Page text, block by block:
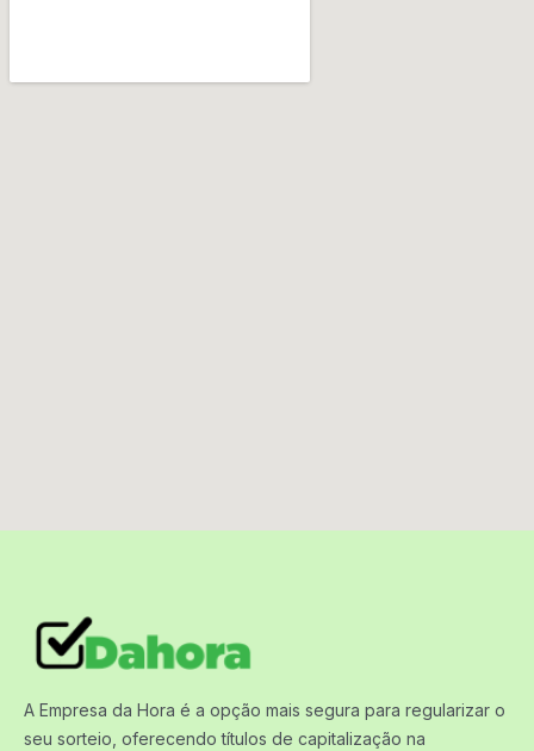
A Empresa da Hora é a opção mais segura para regularizar o
seu sorteio, oferecendo títulos de capitalização na